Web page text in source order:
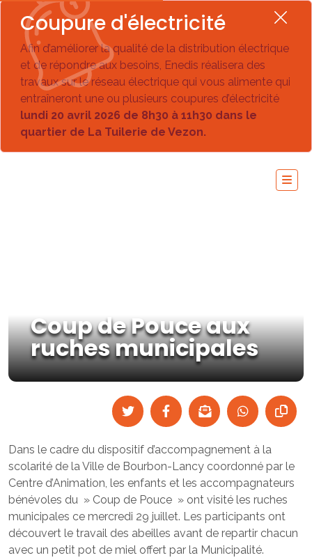
Coupure d'électricité
Afin d’améliorer la qualité de la distribution électrique
et de répondre aux besoins, Enedis réalisera des
travaux sur le réseau électrique qui vous alimente qui
entraîneront une ou plusieurs coupures d’électricité
lundi 20 avril 2026 de 8h30 à 11h30 dans le
quartier de La Tuilerie de Vezon.
Coup de Pouce aux
ruches municipales
Dans le cadre du dispositif d’accompagnement à la
scolarité de la Ville de Bourbon-Lancy coordonné par le
Centre d’Animation, les enfants et les accompagnateurs
bénévoles du » Coup de Pouce » ont visité les ruches
municipales ce mercredi 29 juillet. Les participants ont
découvert le travail des abeilles avant de repartir chacun
avec un petit pot de miel offert par la Municipalité.